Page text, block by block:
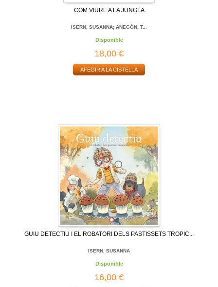
COM VIURE A LA JUNGLA
ISERN, SUSANNA; ANEGÓN, T...
Disponible
18,00 €
AFEGIR A LA CISTELLA
GUIU DETECTIU I EL ROBATORI DELS PASTISSETS TROPIC...
ISERN, SUSANNA
Disponible
16,00 €